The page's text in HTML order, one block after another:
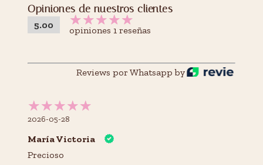
Opiniones de nuestros clientes
5.00 opiniones 1 reseñas
Reviews por Whatsapp by
2026-05-28
María Victoria
Precioso